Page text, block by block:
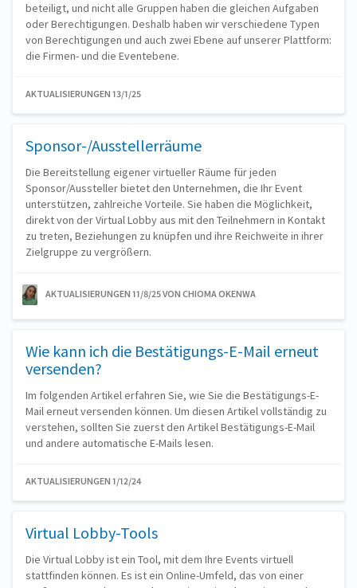
beteiligt, und nicht alle Gruppen haben die gleichen Aufgaben
oder Berechtigungen. Deshalb haben wir verschiedene Typen
von Berechtigungen und auch zwei Ebene auf unserer Plattform:
die Firmen- und die Eventebene.
AKTUALISIERUNGEN 13/1/25
Sponsor-/Ausstellerräume
Die Bereitstellung eigener virtueller Räume für jeden
Sponsor/Aussteller bietet den Unternehmen, die Ihr Event
unterstützen, zahlreiche Vorteile. Sie haben die Möglichkeit,
direkt von der Virtual Lobby aus mit den Teilnehmern in Kontakt
zu treten, Beziehungen zu knüpfen und ihre Reichweite in ihrer
Zielgruppe zu vergrößern.
AKTUALISIERUNGEN 11/8/25VON CHIOMA OKENWA
Wie kann ich die Bestätigungs-E-Mail erneut
versenden?
Im folgenden Artikel erfahren Sie, wie Sie die Bestätigungs-E-
Mail erneut versenden können. Um diesen Artikel vollständig zu
verstehen, sollten Sie zuerst den Artikel Bestätigungs-E-Mail
und andere automatische E-Mails lesen.
AKTUALISIERUNGEN 1/12/24
Virtual Lobby-Tools
Die Virtual Lobby ist ein Tool, mit dem Ihre Events virtuell
stattfinden können. Es ist ein Online-Umfeld, das von einer